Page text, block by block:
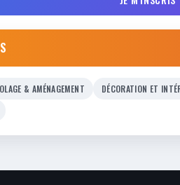
& AMÉNAGEMENT
DÉCORATION ET